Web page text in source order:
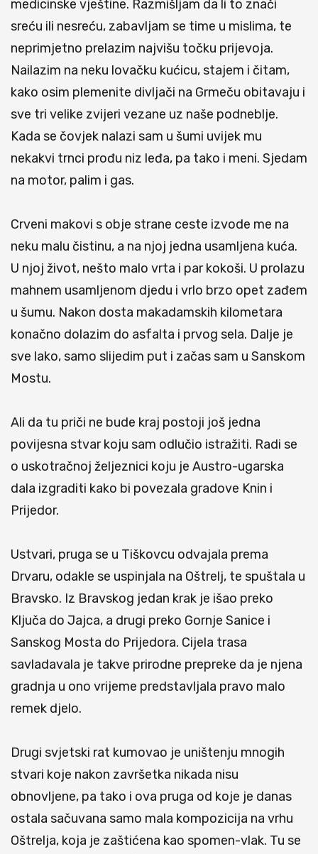
medicinske vještine. Razmišljam da li to znači
sreću ili nesreću, zabavljam se time u mislima, te
neprimjetno prelazim najvišu točku prijevoja.
Nailazim na neku lovačku kućicu, stajem i čitam,
kako osim plemenite divljači na Grmeču obitavaju i
sve tri velike zvijeri vezane uz naše podneblje.
Kada se čovjek nalazi sam u šumi uvijek mu
nekakvi trnci prođu niz leđa, pa tako i meni. Sjedam
na motor, palim i gas.
Crveni makovi s obje strane ceste izvode me na
neku malu čistinu, a na njoj jedna usamljena kuća.
U njoj život, nešto malo vrta i par kokoši. U prolazu
mahnem usamljenom djedu i vrlo brzo opet zađem
u šumu. Nakon dosta makadamskih kilometara
konačno dolazim do asfalta i prvog sela. Dalje je
sve lako, samo slijedim put i začas sam u Sanskom
Mostu.
Ali da tu priči ne bude kraj postoji još jedna
povijesna stvar koju sam odlučio istražiti. Radi se
o uskotračnoj željeznici koju je Austro-ugarska
dala izgraditi kako bi povezala gradove Knin i
Prijedor.
Ustvari, pruga se u Tiškovcu odvajala prema
Drvaru, odakle se uspinjala na Oštrelj, te spuštala u
Bravsko. Iz Bravskog jedan krak je išao preko
Ključa do Jajca, a drugi preko Gornje Sanice i
Sanskog Mosta do Prijedora. Cijela trasa
savladavala je takve prirodne prepreke da je njena
gradnja u ono vrijeme predstavljala pravo malo
remek djelo.
Drugi svjetski rat kumovao je uništenju mnogih
stvari koje nakon završetka nikada nisu
obnovljene, pa tako i ova pruga od koje je danas
ostala sačuvana samo mala kompozicija na vrhu
Oštrelja, koja je zaštićena kao spomen-vlak. Tu se